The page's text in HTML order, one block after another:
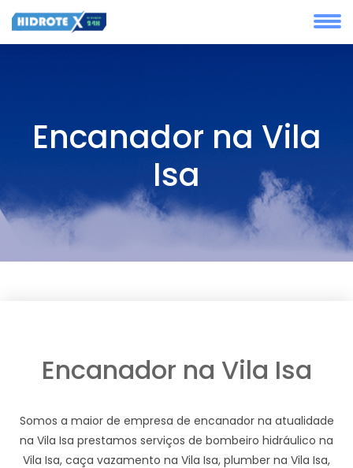
Encanador na Vila
Isa
Encanador na Vila Isa
Somos a maior de empresa de encanador na atualidade
na Vila Isa prestamos serviços de bombeiro hidráulico na
Vila Isa, caça vazamento na Vila Isa, plumber na Vila Isa,